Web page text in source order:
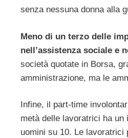
senza nessuna donna alla
Meno di un terzo delle
nell’assistenza sociale e
società quotate in Borsa,
amministrazione, ma le
Infine, il part-time
metà delle lavoratrici ha un
uomini su 10. Le